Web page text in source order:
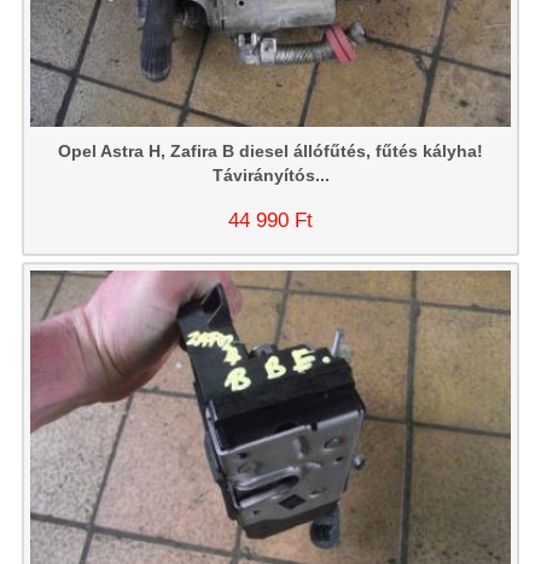
Opel Astra H, Zafira B diesel állófűtés, fűtés kályha!
Távirányítós...
44 990 Ft